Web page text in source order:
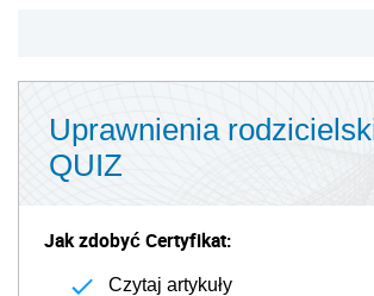
Uprawnienia
QUIZ
Jak zdobyć Certyfikat:
Czytaj artykuły